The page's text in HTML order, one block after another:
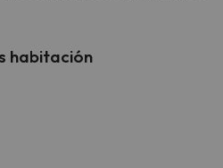
habitación